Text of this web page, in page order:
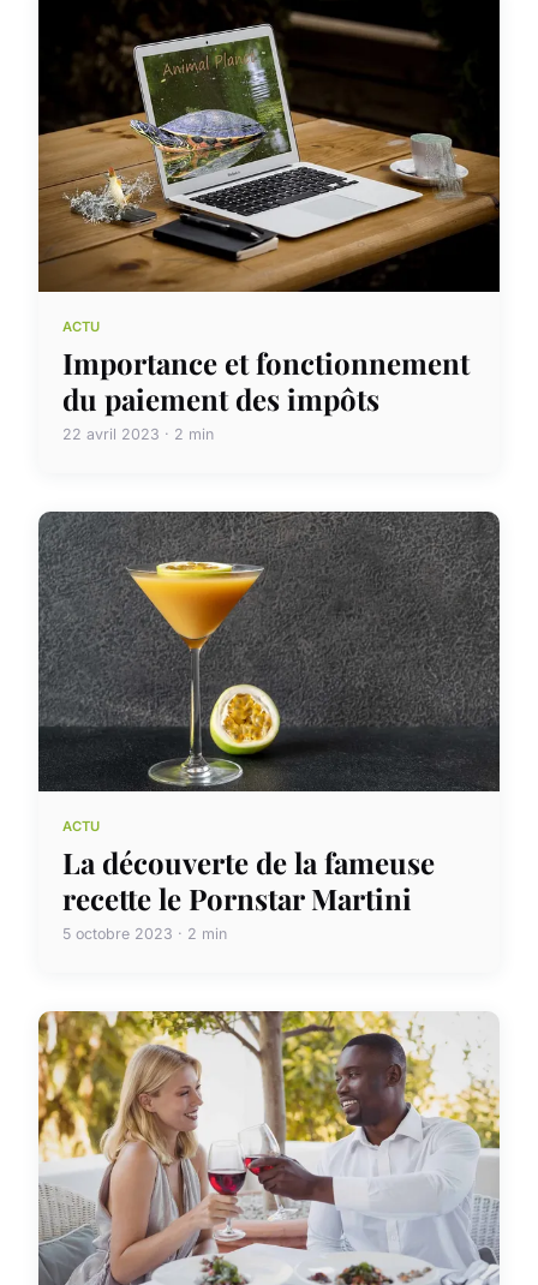
ACTU
Importance et fonctionnement
du paiement des impôts
22 avril 2023 · 2 min
ACTU
La découverte de la fameuse
recette le Pornstar Martini
5 octobre 2023 · 2 min